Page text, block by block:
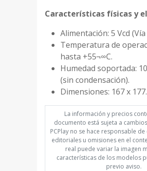
Características físicas y
Alimentación: 5 Vcd (Vía
Temperatura de
hasta +55¬∞C.
Humedad soportada:
(sin condensación).
Dimensiones: 167 x
La información y precios
documento está sujeta a
PCPlay no se hace responsable
editoriales u omisiones en el
real puede variar la imagen
características de los modelos
previo aviso.